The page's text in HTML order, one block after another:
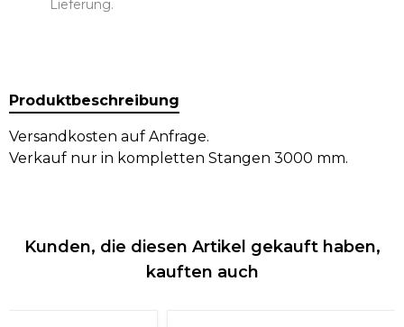
Lieferung.
Produktbeschreibung
Versandkosten auf Anfrage.
Verkauf nur in kompletten Stangen 3000 mm.
Kunden, die diesen Artikel gekauft haben,
kauften auch